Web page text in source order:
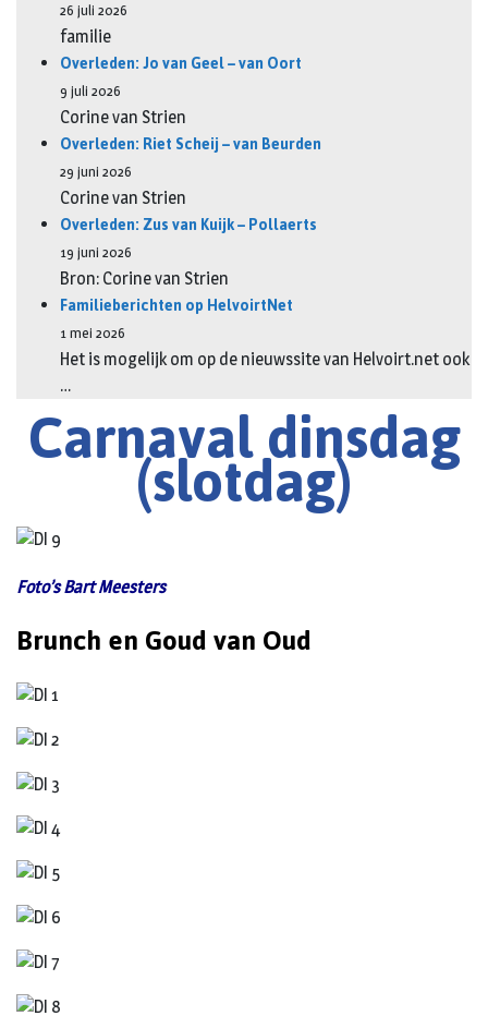
26 juli 2026
familie
Overleden: Jo van Geel – van Oort
9 juli 2026
Corine van Strien
Overleden: Riet Scheij – van Beurden
29 juni 2026
Corine van Strien
Overleden: Zus van Kuijk – Pollaerts
19 juni 2026
Bron: Corine van Strien
Familieberichten op HelvoirtNet
1 mei 2026
Het is mogelijk om op de nieuwssite van Helvoirt.net ook
…
Carnaval dinsdag
(slotdag)
Foto’s Bart Meesters
Brunch en Goud van Oud